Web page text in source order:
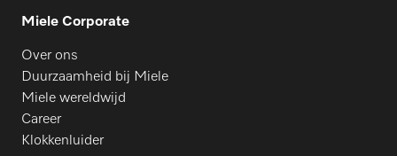
Miele Corporate
Over ons
Duurzaamheid bij Miele
Miele wereldwijd
Career
Klokkenluider